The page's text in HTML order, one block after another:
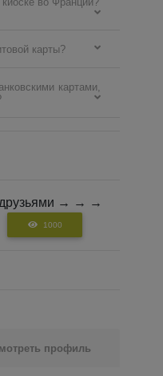
карты?
картами,
друзьями → → →
1000
профиль